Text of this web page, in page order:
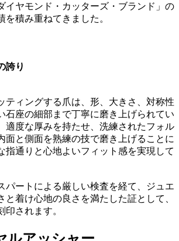
イヤモンド・カッターズ・ブランド」の
を積み重ねてきました。
誇り
ティングする爪は、形、大きさ、対称性
石座の細部まで丁寧に磨き上げられてい
適度な厚みを持たせ、洗練されたフォル
面と側面を熟練の技で磨き上げることに
指通りと心地よいフィット感を実現して
パートによる厳しい検査を経て、ジュエ
と着け心地の良さを満たした証として、
印されます。